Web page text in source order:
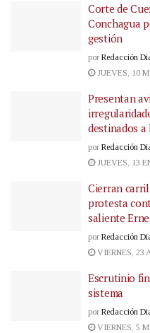
Corte de
Conchagua
gestión
por Redacción
JUEVES, 10
Presentan
destinados a
por Redacción
JUEVES, 13
Cierran
protesta
saliente
por Redacción
VIERNES, 23
Escrutinio
sistema
por Redacción
VIERNES, 5